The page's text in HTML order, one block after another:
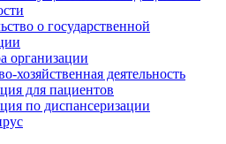
о государственной
организации
хозяйственная деятельность
для пациентов
по диспансеризации